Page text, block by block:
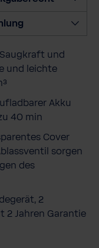
g
und
und leichte
Akku
40 min
Cover
sorgen
des
2
2 Jahren Garantie